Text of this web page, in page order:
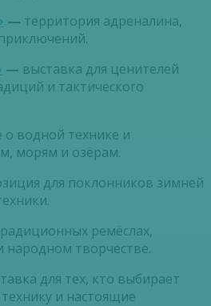
— территория адреналина,
— выставка для ценителей
и тактического
о водной технике и
морям и озёрам.
для поклонников зимней
ремёслах,
народном творчестве.
для тех, кто выбирает
и настоящие